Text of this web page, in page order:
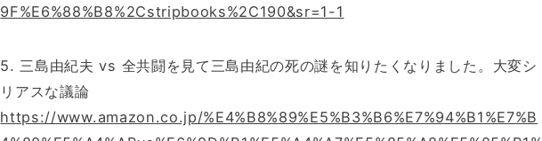
9F%E6%88%B8%2Cstripbooks%2C190&sr=1-1
5. 三島由紀夫 vs 全共闘を見て三島由紀の死の謎を知りたくなりました。大変シ
リアスな議論
https://www.amazon.co.jp/%E4%B8%89%E5%B3%B6%E7%94%B1%E7%B